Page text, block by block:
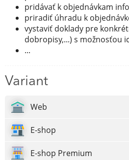
pridávať k objednávkam
priradiť úhradu k
vystaviť doklady pre
dobropisy,...) s možnosťou
...
Variant
Web
E-shop
E-shop Premium